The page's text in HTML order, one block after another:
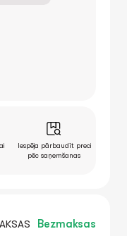
Iespēja pārbaudīt preci
pēc saņemšanas
Bezmaksas